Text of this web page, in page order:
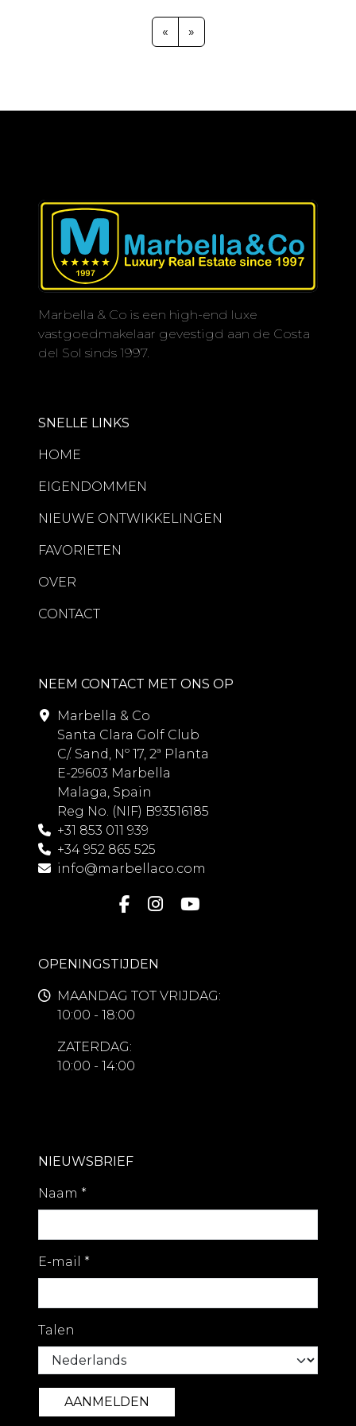
« »
Marbella & Co is een high-end luxe
vastgoedmakelaar gevestigd aan de Costa
del Sol sinds 1997.
SNELLE LINKS
HOME
EIGENDOMMEN
NIEUWE ONTWIKKELINGEN
FAVORIETEN
OVER
CONTACT
NEEM CONTACT MET ONS OP
Marbella & Co
Santa Clara Golf Club
C/. Sand, Nº 17, 2ª Planta
E-29603 Marbella
Malaga, Spain
Reg No. (NIF) B93516185
+31 853 011 939
+34 952 865 525
info@marbellaco.com
OPENINGSTIJDEN
MAANDAG TOT VRIJDAG:
10:00 - 18:00
ZATERDAG:
10:00 - 14:00
NIEUWSBRIEF
Naam *
E-mail *
Talen